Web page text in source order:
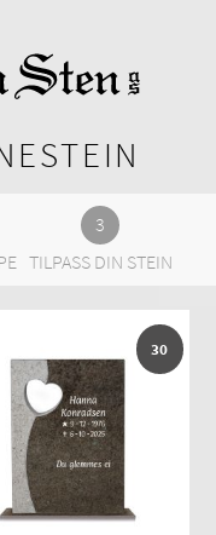
TILPASS DIN STEIN
30